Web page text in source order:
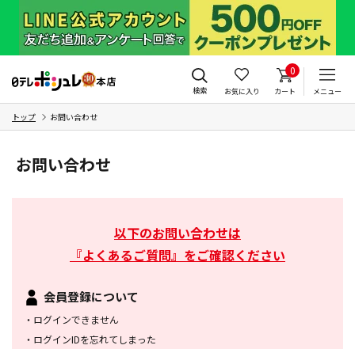
検索 お気に入り
0
カート メニュー
トップ お問い合わせ
お問い合わせ
以下のお問い合わせは
『よくあるご質問』をご確認ください
会員登録について
・ ログインできません
・ ログインIDを忘れてしまった